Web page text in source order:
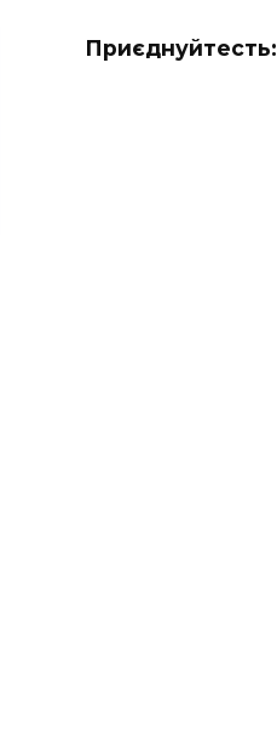
Приєднуйтесть: